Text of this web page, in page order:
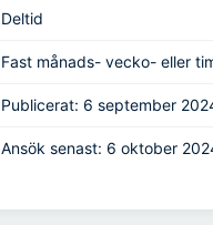
Deltid
Fast månads- vecko- eller
Publicerat: 6 september
Ansök senast: 6 oktober